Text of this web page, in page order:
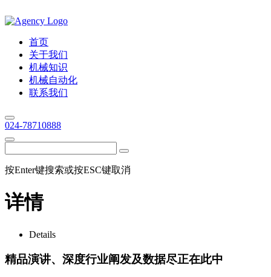
首页
关于我们
机械知识
机械自动化
联系我们
024-78710888
按Enter键搜索或按ESC键取消
详情
Details
精品演讲、深度行业阐发及数据尽正在此中